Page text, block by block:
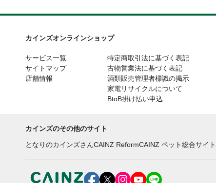
カインズオンラインショップ
サービス一覧
サイトマップ
店舗情報
特定商取引法に基づく表記
古物営業法に基づく表記
酒類販売管理者標識の掲示
家電リサイクルについて
BtoB掛け払い申込
カインズのその他のサイト
となりのカインズさんCAINZ ReformCAINZ ペット総合サイト